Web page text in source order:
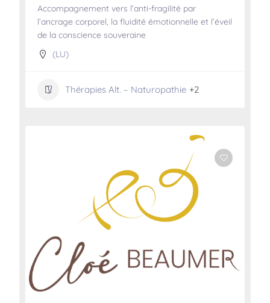
Accompagnement vers l’anti-fragilité par
l’ancrage corporel, la fluidité émotionnelle et l’éveil
de la conscience souveraine
(LU)
Thérapies Alt. – Naturopathie +2